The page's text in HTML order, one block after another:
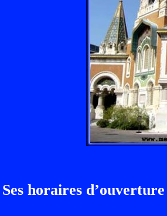
Ses horaires